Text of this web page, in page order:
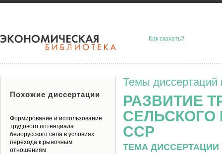
Как скачать?
Темы диссертаций
РАЗВИТИЕ
СЕЛЬСКОГО
ССР
ТЕМА
Похожие диссертации
Формирование и использование
трудового потенциала
белорусского села в условиях
перехода к рыночным
отношениям